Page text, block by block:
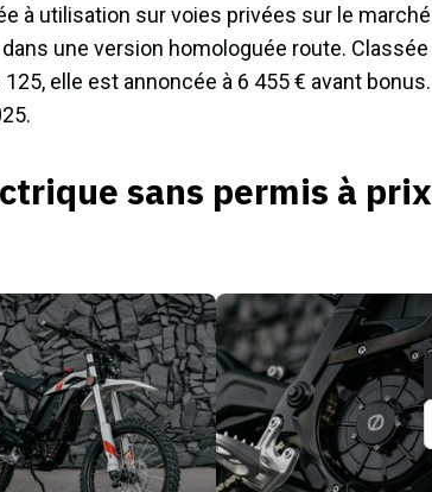
à utilisation sur voies privées sur le marché
une version homologuée route. Classée
elle est annoncée à 6 455 € avant bonus.
sans permis à prix